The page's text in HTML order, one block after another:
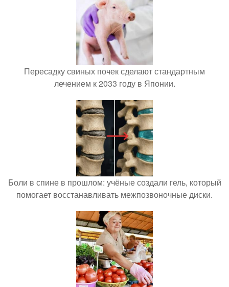
Пересадку свиных почек сделают стандартным
лечением к 2033 году в Японии.
Боли в спине в прошлом: учёные создали гель, который
помогает восстанавливать межпозвоночные диски.